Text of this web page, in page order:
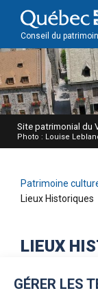
GÉRER LES
Conseil du
Site patrimonial du
Photo : Louise
Patrimoine
Lieux Historiques
LIEUX
Secteur